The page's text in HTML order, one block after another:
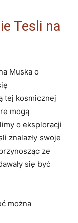
Tesli na
Muska o
tej kosmicznej
mogą
o eksploracji
znalazły swoje
ze
się być
można